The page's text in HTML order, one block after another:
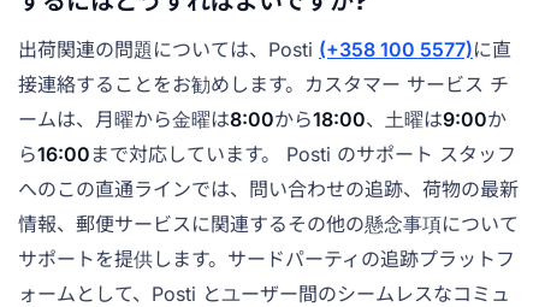
出荷関連の問題については、Posti (+358 100 5577)に直
接連絡することをお勧めします。カスタマー サービス チ
ームは、月曜から金曜は8:00から18:00、土曜は9:00か
ら16:00 まで対応しています。 Posti のサポート スタッフ
へのこの直通ラインでは、問い合わせの追跡、荷物の最新
情報、郵便サービスに関連するその他の懸念事項について
サポートを提供します。サードパーティの追跡プラットフ
ォームとして、Posti とユーザー間のシームレスなコミュ